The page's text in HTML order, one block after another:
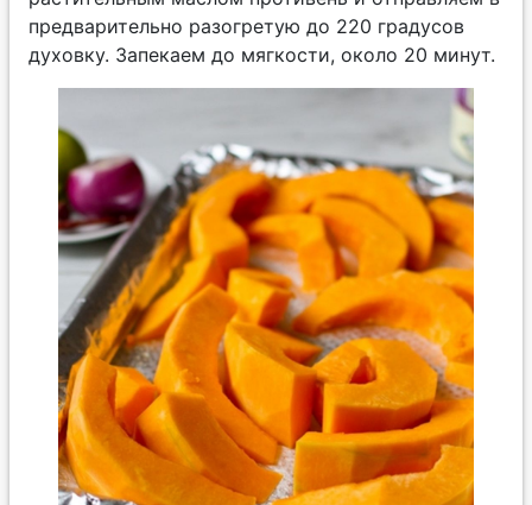
предварительно разогретую до 220 градусов
духовку. Запекаем до мягкости, около 20 минут.